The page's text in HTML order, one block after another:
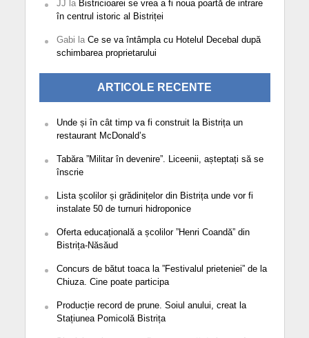
JJ la Bistricioarei se vrea a fi noua poartă de intrare
în centrul istoric al Bistriței
Gabi la Ce se va întâmpla cu Hotelul Decebal după
schimbarea proprietarului
ARTICOLE RECENTE
Unde și în cât timp va fi construit la Bistrița un
restaurant McDonald’s
Tabăra ”Militar în devenire”. Liceenii, așteptați să se
înscrie
Lista școlilor și grădinițelor din Bistrița unde vor fi
instalate 50 de turnuri hidroponice
Oferta educațională a școlilor ”Henri Coandă” din
Bistrița-Năsăud
Concurs de bătut toaca la ”Festivalul prieteniei” de la
Chiuza. Cine poate participa
Producție record de prune. Soiul anului, creat la
Stațiunea Pomicolă Bistrița